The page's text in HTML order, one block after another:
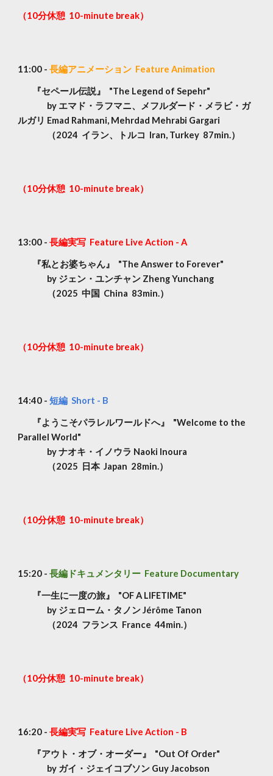
（10分休憩 10-minute break）
11:00 -長編アニメーション Feature Animation
『セペール伝説』 "The Legend of Sepehr"
by エマド・ラフマニ、メフルダード・メラビ・ガ
ルガリ Emad Rahmani, Mehrdad Mehrabi Gargari
（2024 イラン、トルコ Iran, Turkey 87min.）
（10分休憩 10-minute break）
13:00 -長編実写 Feature Live Action - A
『私とお婆ちゃん』 "The Answer to Forever"
by ジェン・ユンチャン Zheng Yunchang
（2025 中国 China 83min.）
（10分休憩 10-minute break）
14:40 -短編 Short - B
『ようこそパラレルワールドへ』 "Welcome to the
Parallel World"
by ナオキ・イノウラ Naoki Inoura
（2025 日本 Japan 28min.）
（10分休憩 10-minute break）
15:20 -長編ドキュメンタリー Feature Documentary
『一生に一度の旅』 "OF A LIFETIME"
by ジェローム・タノン Jérôme Tanon
（2024 フランス France 44min.）
（10分休憩 10-minute break）
16:20 -長編実写 Feature Live Action - B
『アウト・オブ・オーダー』 "Out Of Order"
by ガイ・ジェイコブソン Guy Jacobson